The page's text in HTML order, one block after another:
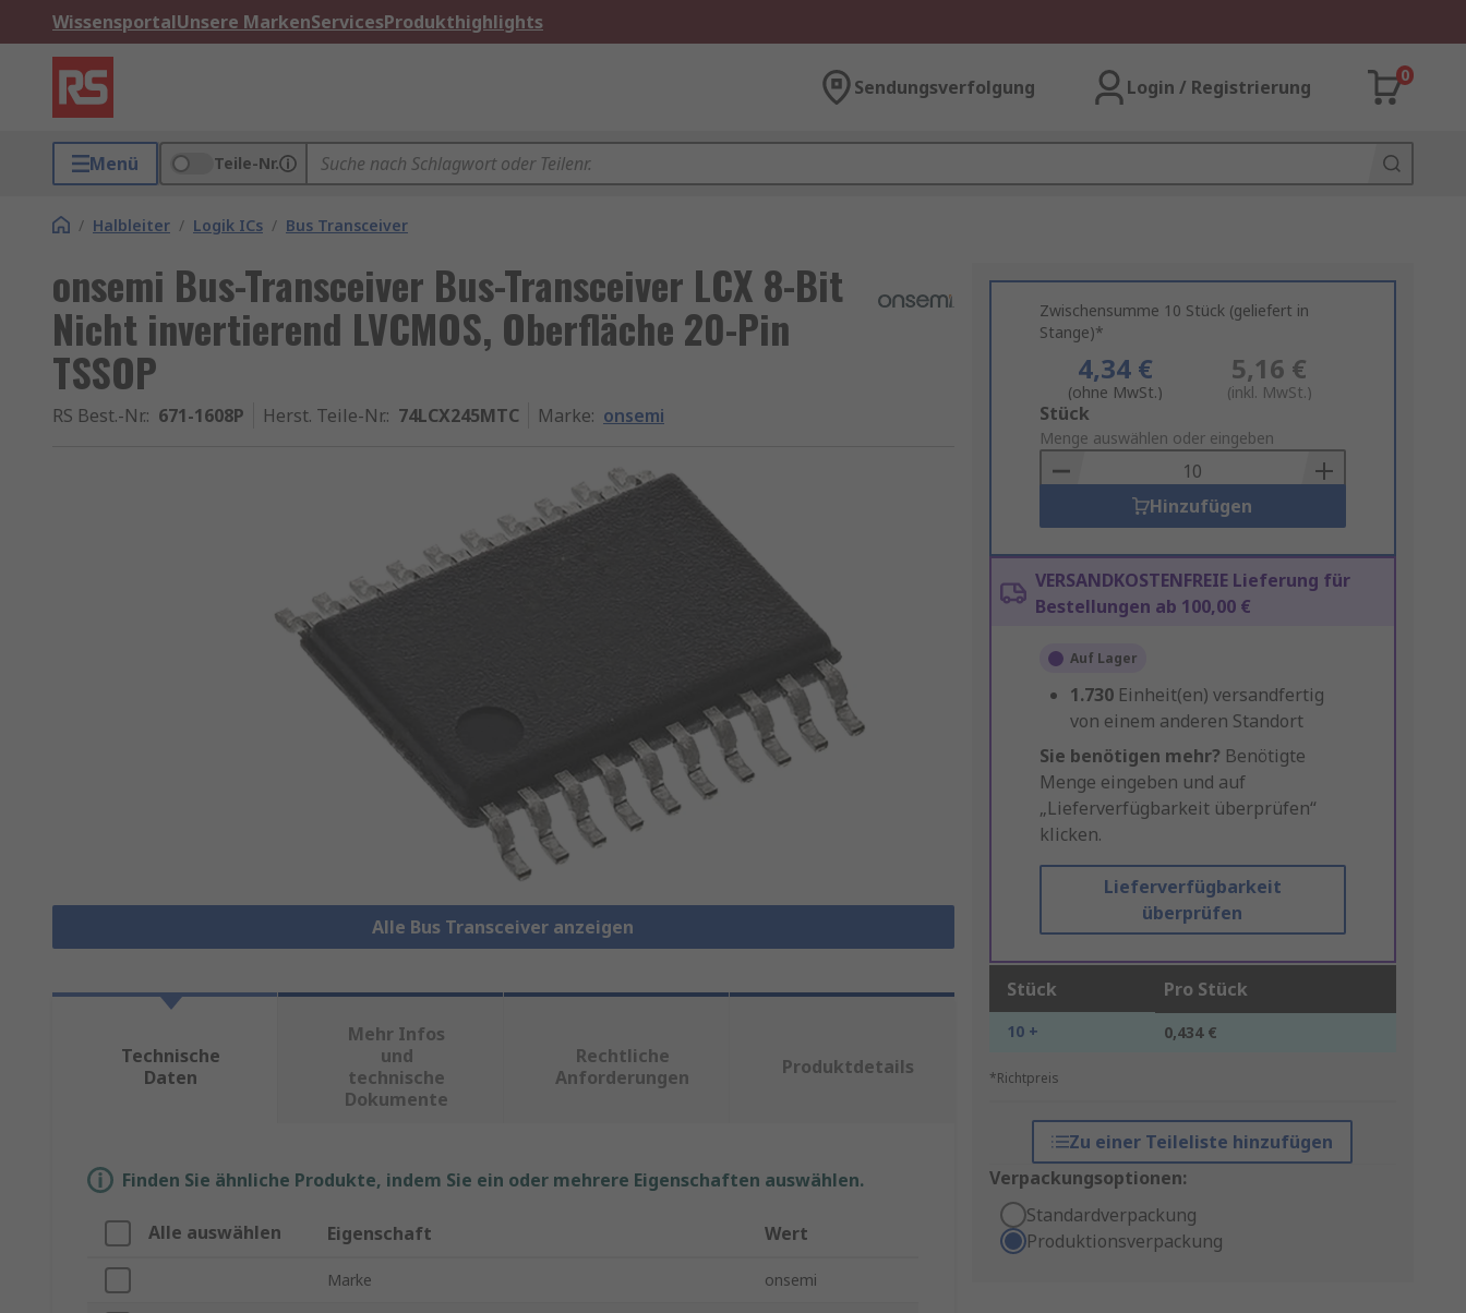
WissensportalUnsere MarkenServicesProdukthighlights
Sendungsverfolgung Login / Registrierung
0
Menü Teile-Nr.
/ Halbleiter / Logik ICs / Bus Transceiver
onsemi Bus-Transceiver Bus-Transceiver LCX 8-Bit
Nicht invertierend LVCMOS, Oberfläche 20-Pin
TSSOP
RS Best.-Nr.: 671-1608P Herst. Teile-Nr.: 74LCX245MTC Marke: onsemi
Alle Bus Transceiver anzeigen
Zwischensumme 10 Stück (geliefert in
Stange)*
4,34 €
(ohne MwSt.)
5,16 €
(inkl. MwSt.)
Add
to
Basket
Stück
Menge auswählen oder eingeben
Hinzufügen
VERSANDKOSTENFREIE Lieferung für
Bestellungen ab 100,00 €
Auf Lager
1.730 Einheit(en) versandfertig
von einem anderen Standort
Sie benötigen mehr? Benötigte
Menge eingeben und auf
„Lieferverfügbarkeit überprüfen“
klicken.
Lieferverfügbarkeit
überprüfen
Stück Pro Stück
10 + 0,434 €
*Richtpreis
Zu einer Teileliste hinzufügen
Verpackungsoptionen:
Standardverpackung
Produktionsverpackung
Technische
Daten
Mehr Infos
und
technische
Dokumente
Rechtliche
Anforderungen
Produktdetails
Finden Sie ähnliche Produkte, indem Sie ein oder mehrere Eigenschaften auswählen.
Alle auswählen Eigenschaft Wert
Marke onsemi